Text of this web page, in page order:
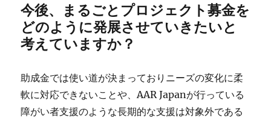
今後、まるごとプロジェクト募金を
どのように発展させていきたいと
考えていますか？
助成金では使い道が決まっておりニーズの変化に柔
軟に対応できないことや、AAR Japanが行っている
障がい者支援のような長期的な支援は対象外である